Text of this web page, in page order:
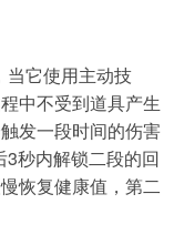
当它使用主动技
中不受到道具产生
发一段时间的伤害
秒内解锁二段的回
恢复健康值，第二